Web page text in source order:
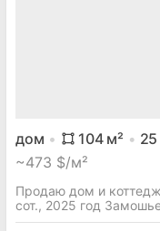
дом 104м² 25
~473 $/м²
Продаю дом и
сот., 2025 год